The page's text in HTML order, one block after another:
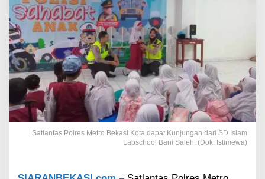
s
M
e
t
r
o
B
e
k
a
s
i
K
Satlantas Polres Metro Bekasi Kota dapat Kunjungan dari SD Islam
Labschool Bani Saleh. (Dok: Istimewa)